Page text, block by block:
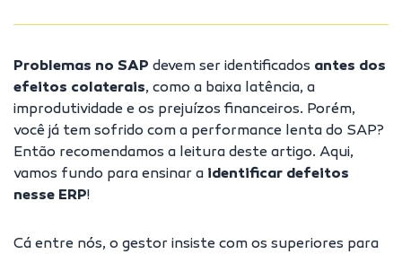
Problemas no SAP devem ser identificados antes dos
efeitos colaterais, como a baixa latência, a
improdutividade e os prejuízos financeiros. Porém,
você já tem sofrido com a performance lenta do SAP?
Então recomendamos a leitura deste artigo. Aqui,
vamos fundo para ensinar a identificar defeitos
nesse ERP!
Cá entre nós, o gestor insiste com os superiores para